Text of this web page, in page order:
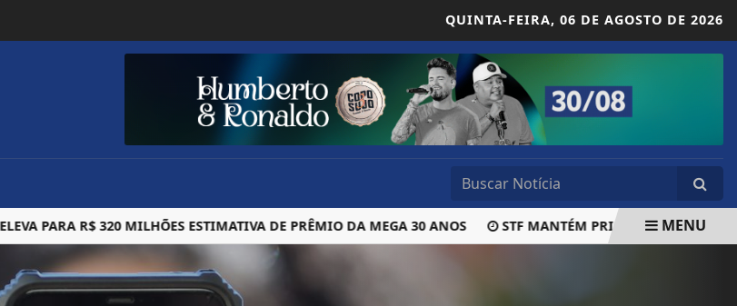
QUINTA-FEIRA, 06 DE AGOSTO DE 2026
PARA R$ 320 MILHÕES ESTIMATIVA DE PRÊMIO DA MEGA 30 ANOS STF MANTÉM PRISÃO DO DEPUTADO
MENU